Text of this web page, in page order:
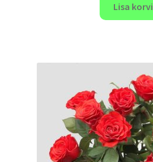
Lisa korvi